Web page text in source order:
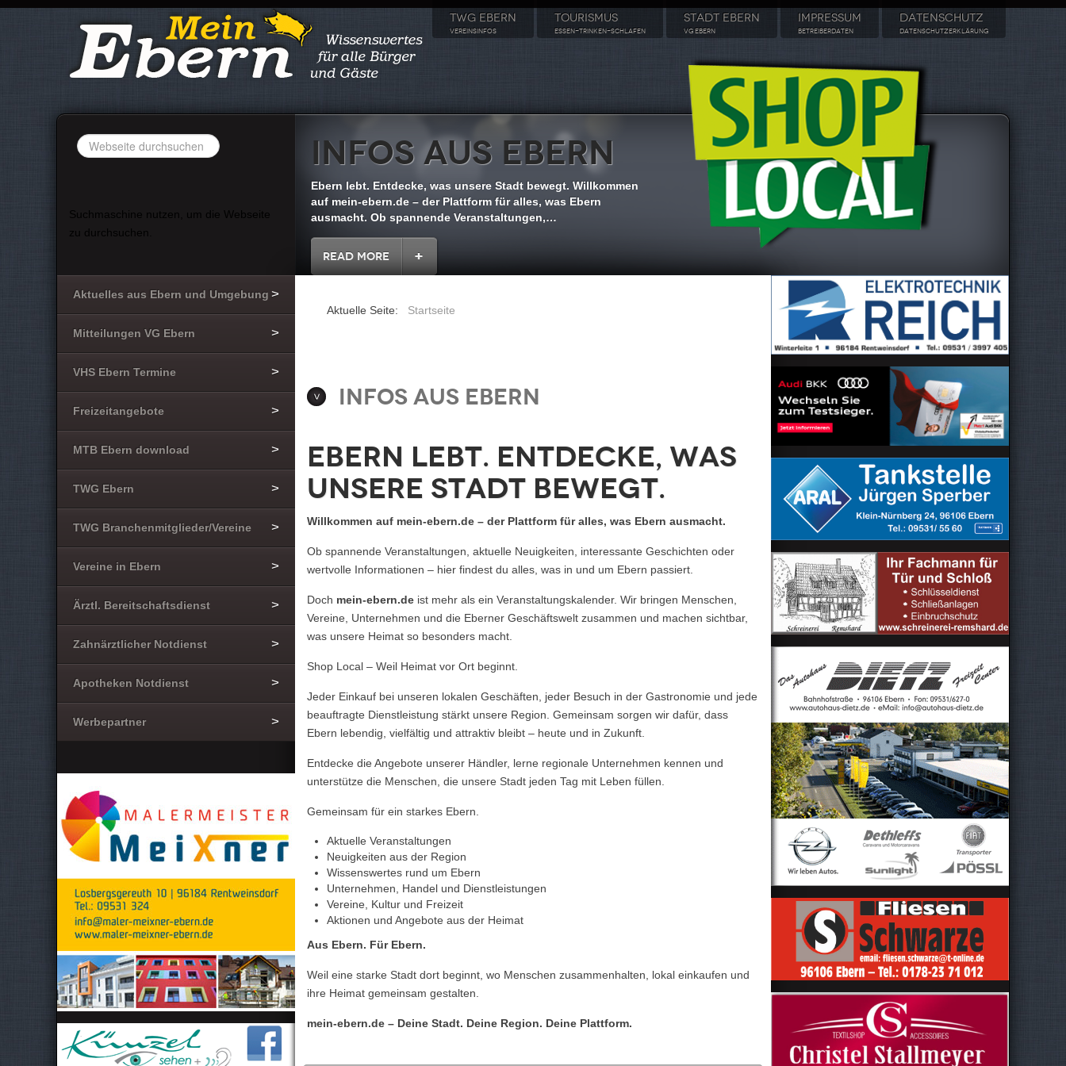
TWG EBERN
VEREINSINFOS
TOURISMUS
ESSEN-TRINKEN-SCHLAFEN
STADT EBERN
VG EBERN
IMPRESSUM
BETREIBERDATEN
DATENSCHUTZ
DATENSCHUTZERKLÄRUNG
Suchen
...
Suchmaschine nutzen, um die Webseite
zu durchsuchen.
Infos aus Ebern
Ebern lebt. Entdecke, was unsere Stadt bewegt. Willkommen
auf mein-ebern.de – der Plattform für alles, was Ebern
ausmacht. Ob spannende Veranstaltungen,…
Read More
Aktuelle Seite: Startseite
Infos aus Ebern
Ebern lebt. Entdecke, was
unsere Stadt bewegt.
Willkommen auf mein-ebern.de – der Plattform für alles, was Ebern ausmacht.
Ob spannende Veranstaltungen, aktuelle Neuigkeiten, interessante Geschichten oder
wertvolle Informationen – hier findest du alles, was in und um Ebern passiert.
Doch mein-ebern.de ist mehr als ein Veranstaltungskalender. Wir bringen Menschen,
Vereine, Unternehmen und die Eberner Geschäftswelt zusammen und machen sichtbar,
was unsere Heimat so besonders macht.
Shop Local – Weil Heimat vor Ort beginnt.
Jeder Einkauf bei unseren lokalen Geschäften, jeder Besuch in der Gastronomie und jede
beauftragte Dienstleistung stärkt unsere Region. Gemeinsam sorgen wir dafür, dass
Ebern lebendig, vielfältig und attraktiv bleibt – heute und in Zukunft.
Entdecke die Angebote unserer Händler, lerne regionale Unternehmen kennen und
unterstütze die Menschen, die unsere Stadt jeden Tag mit Leben füllen.
Gemeinsam für ein starkes Ebern.
Aktuelle Veranstaltungen
Neuigkeiten aus der Region
Wissenswertes rund um Ebern
Unternehmen, Handel und Dienstleistungen
Vereine, Kultur und Freizeit
Aktionen und Angebote aus der Heimat
Aus Ebern. Für Ebern.
Weil eine starke Stadt dort beginnt, wo Menschen zusammenhalten, lokal einkaufen und
ihre Heimat gemeinsam gestalten.
mein-ebern.de – Deine Stadt. Deine Region. Deine Plattform.
Aktuelles aus Ebern und Umgebung
Mitteilungen VG Ebern
VHS Ebern Termine
Freizeitangebote
MTB Ebern download
TWG Ebern
TWG Branchenmitglieder/Vereine
Vereine in Ebern
Ärztl. Bereitschaftsdienst
Zahnärztlicher Notdienst
Apotheken Notdienst
Werbepartner